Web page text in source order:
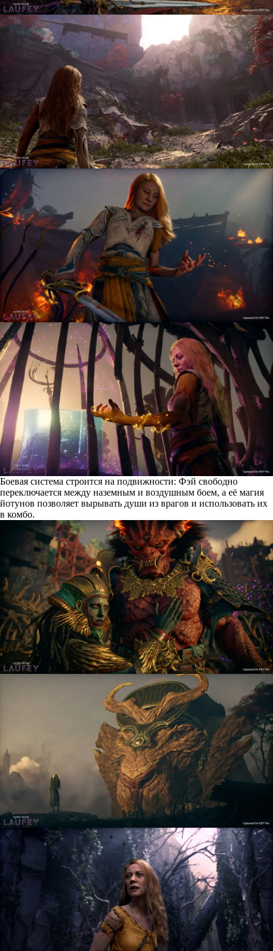
Боевая система строится на подвижности: Фэй свободно
переключается между наземным и воздушным боем, а её магия
йотунов позволяет вырывать души из врагов и использовать их
в комбо.